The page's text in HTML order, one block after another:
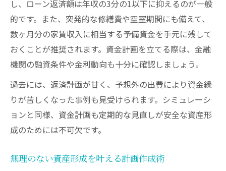
し、ローン返済額は年収の3分の1以下に抑えるのが一般
的です。また、突発的な修繕費や空室期間にも備えて、
数ヶ月分の家賃収入に相当する予備資金を手元に残して
おくことが推奨されます。資金計画を立てる際は、金融
機関の融資条件や金利動向も十分に確認しましょう。
過去には、返済計画が甘く、予想外の出費により資金繰
りが苦しくなった事例も見受けられます。シミュレーシ
ョンと同様、資金計画も定期的な見直しが安全な資産形
成のためには不可欠です。
無理のない資産形成を叶える計画作成術